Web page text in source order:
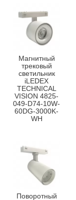
Магнитный
трековый
светильник
iLEDEX
TECHNICAL
VISION 4825-
049-D74-10W-
60DG-3000K-
WH
Поворотный